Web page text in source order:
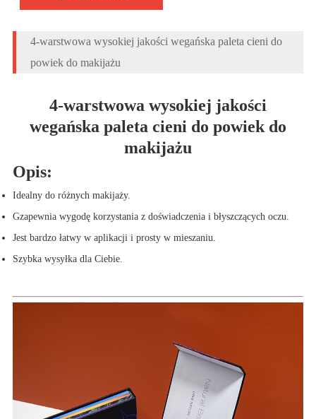
4-warstwowa wysokiej jakości wegańska paleta cieni do
powiek do makijażu
4-warstwowa wysokiej jakości
wegańska paleta cieni do powiek do
makijażu
Opis:
Idealny do różnych makijaży.
Gzapewnia wygodę korzystania z doświadczenia i błyszczących oczu.
Jest bardzo łatwy w aplikacji i prosty w mieszaniu.
Szybka wysyłka dla Ciebie.